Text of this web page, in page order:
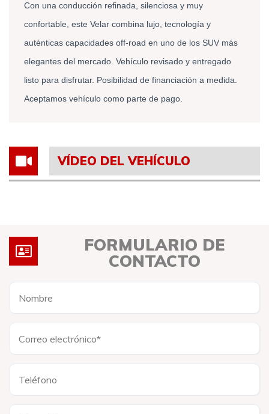
Con una conducción refinada, silenciosa y muy
confortable, este Velar combina lujo, tecnología y
auténticas capacidades off-road en uno de los SUV más
elegantes del mercado. Vehículo revisado y entregado
listo para disfrutar. Posibilidad de financiación a medida.
Aceptamos vehículo como parte de pago.
VÍDEO DEL VEHÍCULO
FORMULARIO DE
CONTACTO